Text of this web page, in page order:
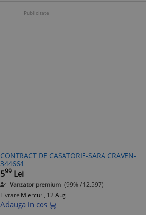
Publicitate
CONTRACT DE CASATORIE-SARA CRAVEN-
344664
599 Lei
Vanzator premium (99% / 12.597)
Livrare Miercuri, 12 Aug
Adauga in cos